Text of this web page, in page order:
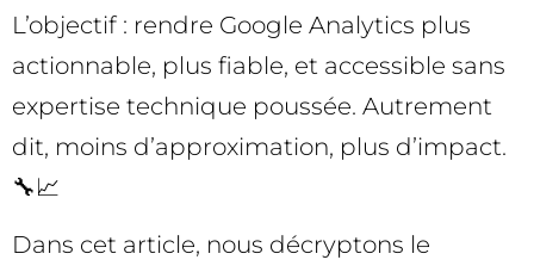
L’objectif : rendre Google Analytics plus
actionnable, plus fiable, et accessible sans
expertise technique poussée. Autrement
dit, moins d’approximation, plus d’impact.
🔧📈
Dans cet article, nous décryptons le